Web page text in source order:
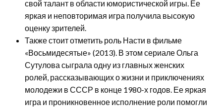
свой талант в области юмористической игры. Ее
яркая и неповторимая игра получила высокую
оценку зрителей.
Также стоит отметить роль Насти в фильме
«Восьмидесятые» (2013). В этом сериале Ольга
Сутулова сыграла одну из главных женских
ролей, рассказывающих о жизни и приключениях
молодежи в СССР в конце 1980-х годов. Ее яркая
игра и проникновенное исполнение роли помогли